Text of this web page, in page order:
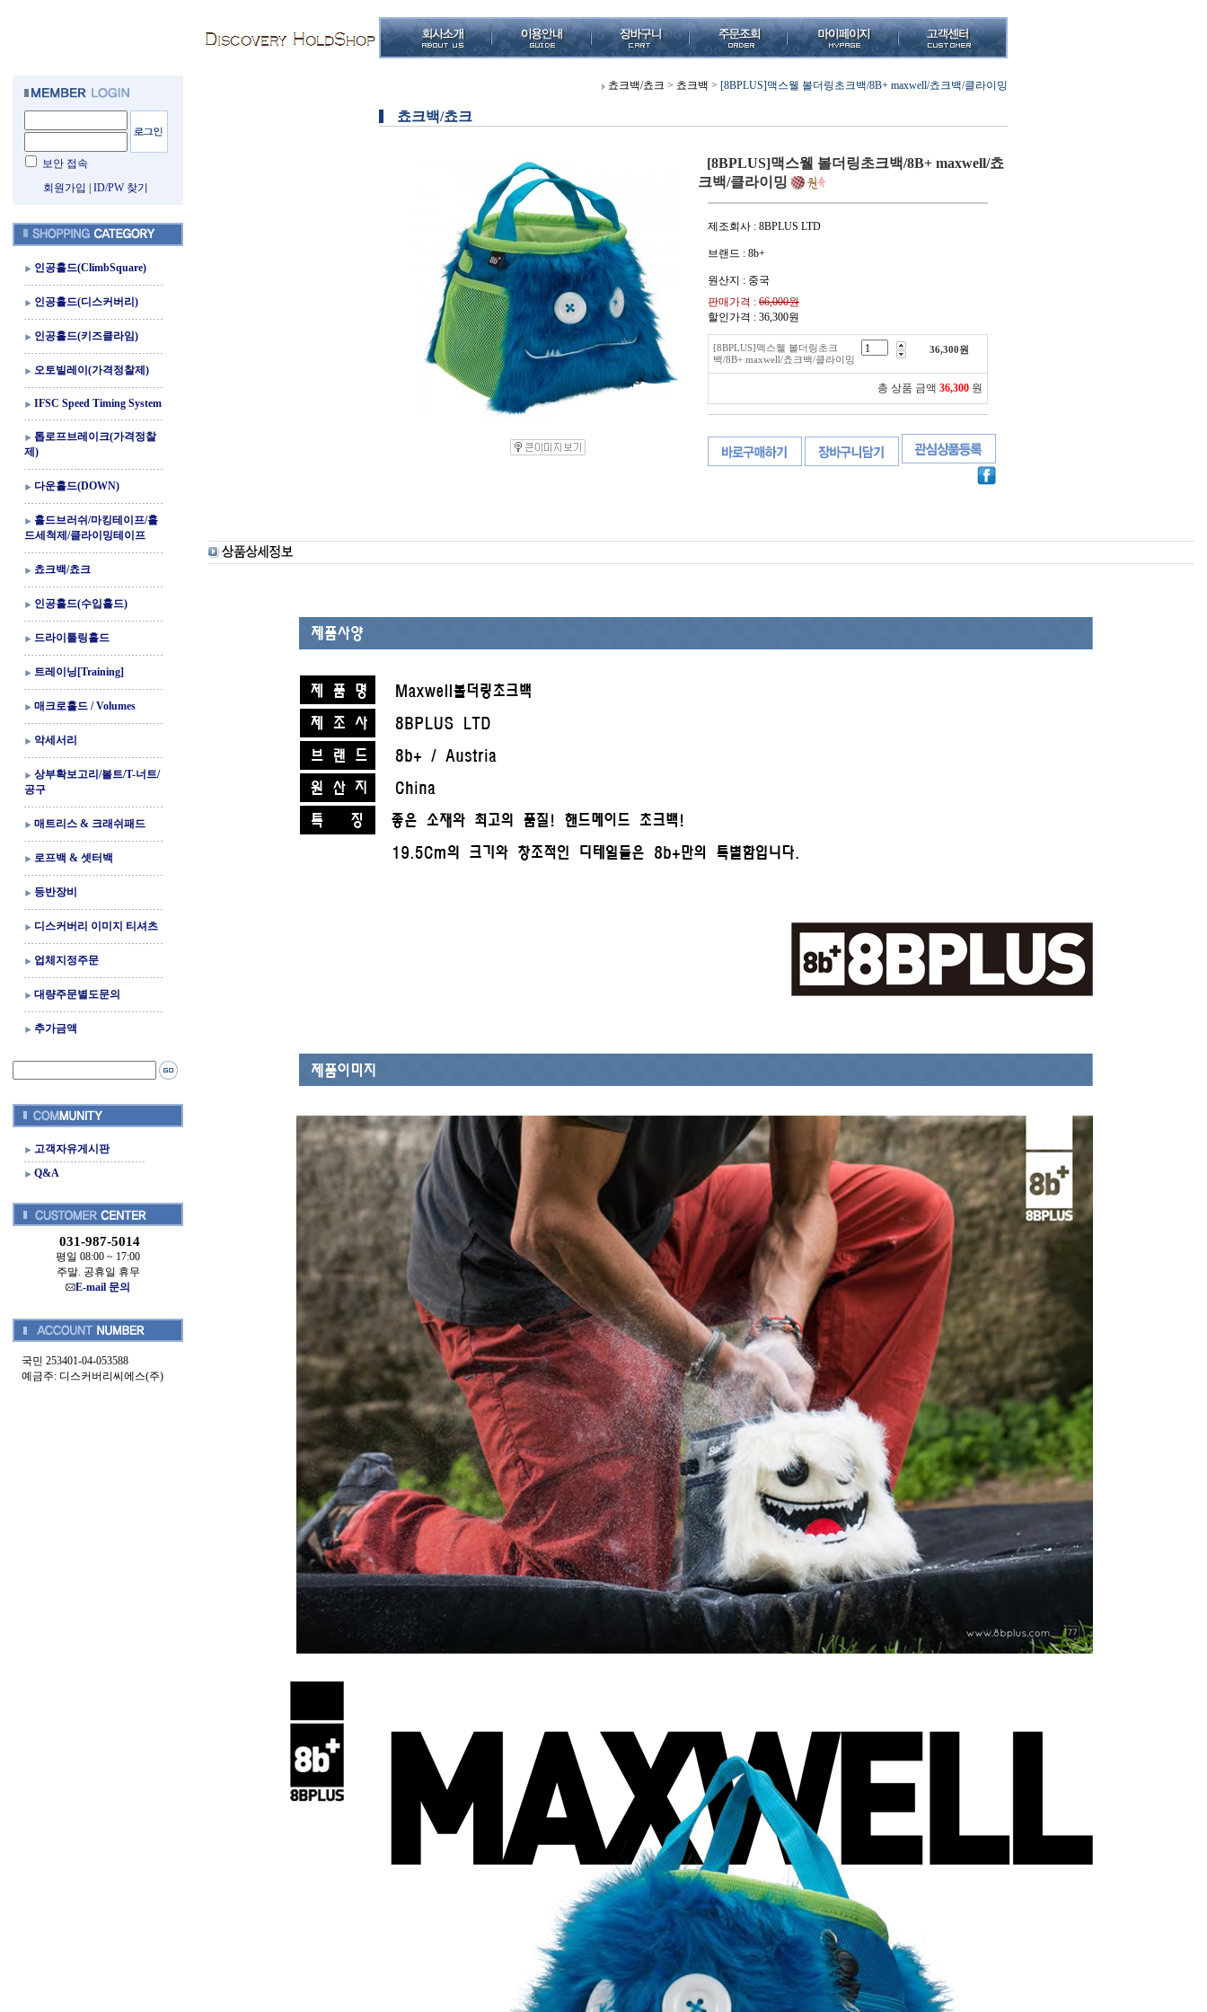
보안 접속
회원가입
ID/PW 찾기
인공홀드(ClimbSquare)
인공홀드(디스커버리)
인공홀드(키즈클라임)
오토빌레이(가격정찰제)
IFSC Speed Timing System
톱로프브레이크(가격정찰
제)
다운홀드(DOWN)
홀드브러쉬/마킹테이프/홀
드세척제/클라이밍테이프
쵸크백/쵸크
인공홀드(수입홀드)
드라이툴링홀드
트레이닝[Training]
매크로홀드 / Volumes
악세서리
상부확보고리/볼트/T-너트/
공구
매트리스 & 크래쉬패드
로프백 & 셋터백
등반장비
디스커버리 이미지 티셔츠
업체지정주문
대량주문별도문의
추가금액
고객자유게시판
Q&A
031-987-5014
평일 08:00 ~ 17:00
주말. 공휴일 휴무
E-mail 문의
국민 253401-04-053588
예금주: 디스커버리씨에스(주)
쵸크백/쵸크 > 쵸크백 > [8BPLUS]맥스웰 볼더링초크백/8B+ maxwell/쵸크백/클라이밍
쵸크백/쵸크
[8BPLUS]맥스웰 볼더링초크백/8B+ maxwell/쵸
크백/클라이밍
제조회사 : 8BPLUS LTD
브랜드 : 8b+
원산지 : 중국
판매가격 : 66,000원
할인가격 : 36,300원
[8BPLUS]맥스웰 볼더링초크
백/8B+ maxwell/쵸크백/클라이밍
36,300원
총 상품 금액 36,300 원